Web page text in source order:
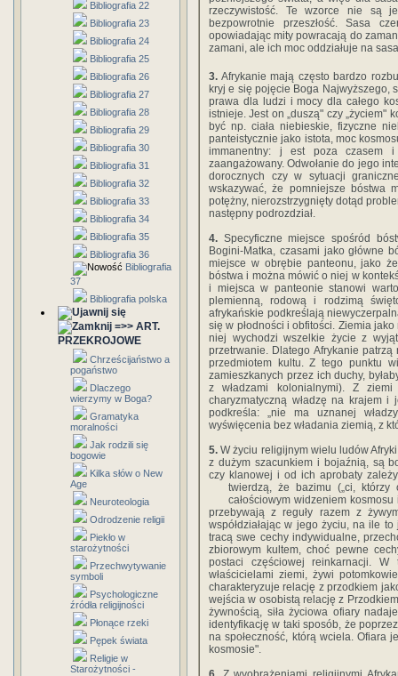
Bibliografia 22
Bibliografia 23
Bibliografia 24
Bibliografia 25
Bibliografia 26
Bibliografia 27
Bibliografia 28
Bibliografia 29
Bibliografia 30
Bibliografia 31
Bibliografia 32
Bibliografia 33
Bibliografia 34
Bibliografia 35
Bibliografia 36
Bibliografia
37
Bibliografia polska
=>> ART.
PRZEKROJOWE
Chrześcijaństwo a
pogaństwo
Dlaczego
wierzymy w Boga?
Gramatyka
moralności
Jak rodzili się
bogowie
Kilka słów o New
Age
Neuroteologia
Odrodzenie religii
Piekło w
starożytności
Przechwytywanie
symboli
Psychologiczne
źródła religijności
Płonące rzeki
Pępek świata
Religie w
Starożytności -
rzeczywistość. Te wzorce nie są
bezpowrotnie przeszłość. Sasa
opowiadając mity powracają do
zamani, ale ich moc oddziałuje na
3. Afrykanie mają często bardzo
kryj e się pojęcie Boga Najwyższego,
prawa dla ludzi i mocy dla całego
istnieje. Jest on „duszą" czy „życiem"
być np. ciała niebieskie, fizyczne
panteistycznie jako istota, moc
immanentny: j est poza czasem
zaangażowany. Odwołanie do jego
dorocznych czy w sytuacji
wskazywać, że pomniejsze bóstwa
potężny, nierozstrzygnięty dotąd
następny podrozdział.
4. Specyficzne miejsce spośród
Bogini-Matka, czasami jako główne
miejsce w obrębie panteonu, jako
bóstwa i można mówić o niej w
i miejsca w panteonie stanowi
plemienną, rodową i rodzimą
afrykańskie podkreślają
się w płodności i obfitości. Ziemia
niej wychodzi wszelkie życie z
przetrwanie. Dlatego Afrykanie
przedmiotem kultu. Z tego punktu
zamieszkanych przez ich duchy,
z władzami kolonialnymi). Z
charyzmatyczną władzę na krajem
podkreśla: „nie ma uznanej
wyświęcenia bez władania ziemią, z
5. W życiu religijnym wielu ludów
z dużym szacunkiem i bojaźnią, są
czy klanowej i od ich aprobaty
twierdzą, że bazimu („ci, którzy
całościowym widzeniem
przebywają z reguły razem z
współdziałając w jego życiu, na ile
tracą swe cechy indywidualne,
zbiorowym kultem, choć pewne
postaci częściowej reinkarnacji.
właścicielami ziemi, żywi
charakteryzuje relację z przodkiem
wejścia w osobistą relację z
żywnością, siła życiowa ofiary
identyfikację w taki sposób, że
na społeczność, którą wciela. Ofiara
kosmosie".